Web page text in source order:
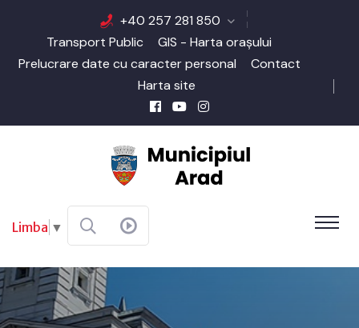
+40 257 281 850
Transport Public
GIS - Harta orașului
Prelucrare date cu caracter personal
Contact
Harta site
Limba ▼